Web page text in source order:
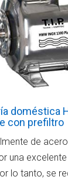
doméstica
con prefiltro
de
una
lo tanto, se